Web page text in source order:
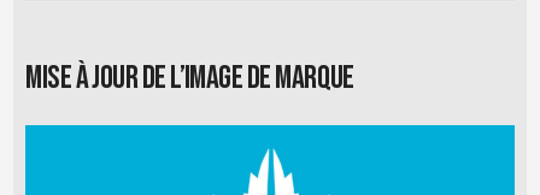
Mise à jour de l’image de marque